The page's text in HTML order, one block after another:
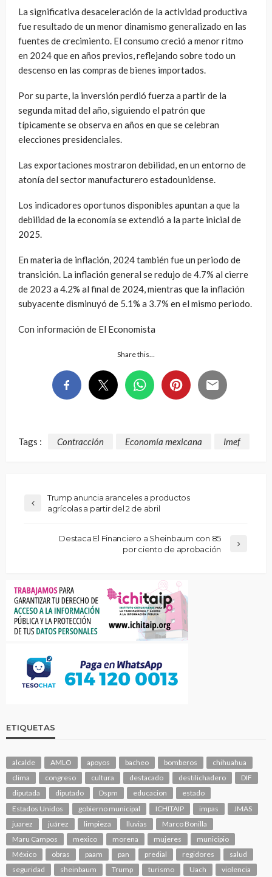
La significativa desaceleración de la actividad productiva
fue resultado de un menor dinamismo generalizado en las
fuentes de crecimiento. El consumo creció a menor ritmo
en 2024 que en años previos, reflejando sobre todo un
descenso en las compras de bienes importados.
Por su parte, la inversión perdió fuerza a partir de la
segunda mitad del año, siguiendo el patrón que
típicamente se observa en años en que se celebran
elecciones presidenciales.
Las exportaciones mostraron debilidad, en un entorno de
atonía del sector manufacturero estadounidense.
Los indicadores oportunos disponibles apuntan a que la
debilidad de la economía se extendió a la parte inicial de
2025.
En materia de inflación, 2024 también fue un periodo de
transición. La inflación general se redujo de 4.7% al cierre
de 2023 a 4.2% al final de 2024, mientras que la inflación
subyacente disminuyó de 5.1% a 3.7% en el mismo periodo.
Con información de El Economista
Share this…
Tags : Contracción Economía mexicana Imef
Trump anuncia aranceles a productos
agrícolas a partir del 2 de abril
Destaca El Financiero a Sheinbaum con 85
por ciento de aprobación
ETIQUETAS
alcalde AMLO apoyos bacheo bomberos
chihuahua
clima
congreso cultura destacado destilichadero
DIF
diputada
diputado Dspm educacion
estado
Estados Unidos
gobierno municipal ICHITAIP impas
JMAS
juarez
juárez limpieza lluvias
Marco Bonilla
Maru Campos
mexico morena mujeres
municipio
México
obras paam pan predial regidores
salud
seguridad
sheinbaum Trump turismo Uach violencia